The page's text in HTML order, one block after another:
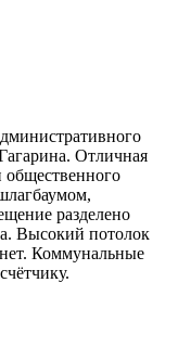
Отличная
общественного
разделено
Высокий потолок
Коммунальные